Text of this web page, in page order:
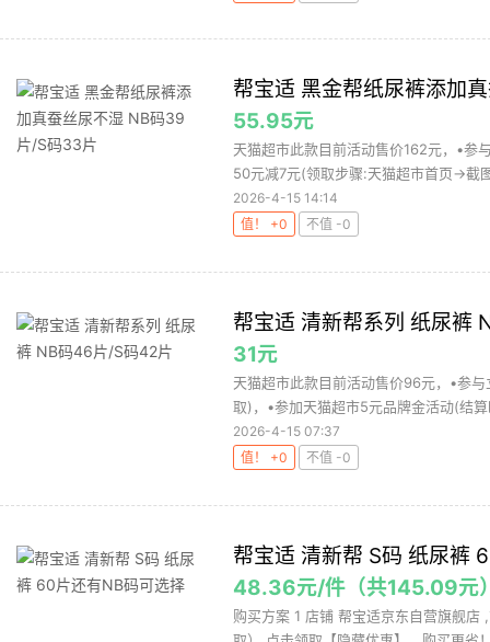
帮宝适 黑金帮纸尿裤添加
55.95元
天猫超市此款目前活动售价162元，•参
50元减7元(领取步骤:天猫超市首页→截
2026-4-15 14:14
值！ +0
不值 -0
帮宝适 清新帮系列 纸尿裤
31元
天猫超市此款目前活动售价96元，•参
取)，•参加天猫超市5元品牌金活动(结
2026-4-15 07:37
值！ +0
不值 -0
帮宝适 清新帮 S码 纸尿裤
48.36元/件（共145.09元
购买方案 1 店铺 帮宝适京东自营旗舰